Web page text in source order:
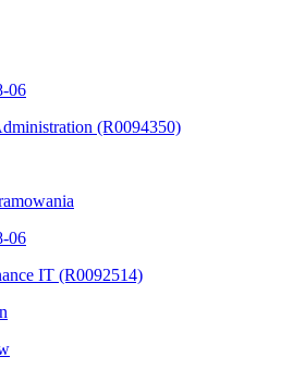
06
(R0094350)
06
IT (R0092514)